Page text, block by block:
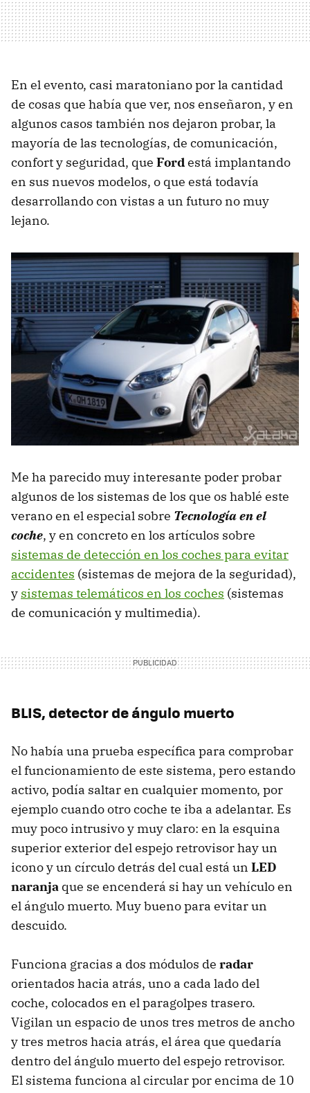
En el evento, casi maratoniano por la cantidad
de cosas que había que ver, nos enseñaron, y en
algunos casos también nos dejaron probar, la
mayoría de las tecnologías, de comunicación,
confort y seguridad, que Fordestá implantando
en sus nuevos modelos, o que está todavía
desarrollando con vistas a un futuro no muy
lejano.
Me ha parecido muy interesante poder probar
algunos de los sistemas de los que os hablé este
verano en el especial sobre Tecnología en el
coche, y en concreto en los artículos sobre
sistemas de detección en los coches para evitar
accidentes (sistemas de mejora de la seguridad),
y sistemas telemáticos en los coches (sistemas
de comunicación y multimedia).
BLIS, detector de ángulo muerto
No había una prueba específica para comprobar
el funcionamiento de este sistema, pero estando
activo, podía saltar en cualquier momento, por
ejemplo cuando otro coche te iba a adelantar. Es
muy poco intrusivo y muy claro: en la esquina
superior exterior del espejo retrovisor hay un
icono y un círculo detrás del cual está un LED
naranja que se encenderá si hay un vehículo en
el ángulo muerto. Muy bueno para evitar un
descuido.
Funciona gracias a dos módulos de radar
orientados hacia atrás, uno a cada lado del
coche, colocados en el paragolpes trasero.
Vigilan un espacio de unos tres metros de ancho
y tres metros hacia atrás, el área que quedaría
dentro del ángulo muerto del espejo retrovisor.
El sistema funciona al circular por encima de 10